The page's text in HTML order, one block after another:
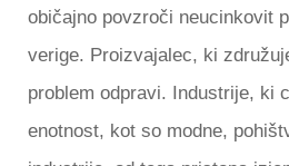
običajno povzroči neucinkovit
verige. Proizvajalec, ki
problem odpravi. Industrije, ki
enotnost, kot so modne,